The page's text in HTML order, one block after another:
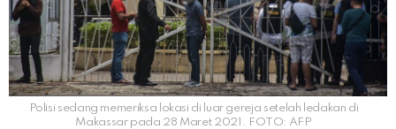
Polisi sedang memeriksa lokasi di luar gereja setelah ledakan di
Makassar pada 28 Maret 2021. FOTO: AFP